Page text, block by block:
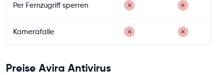
Per Fernzugriff sperren ✗ ✗
Kamerafalle ✗ ✗
Preise Avira Antivirus